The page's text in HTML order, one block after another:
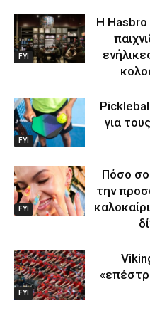
FYI
Η Hasbro
FYI
για
FYI
Πόσο
την
FYI